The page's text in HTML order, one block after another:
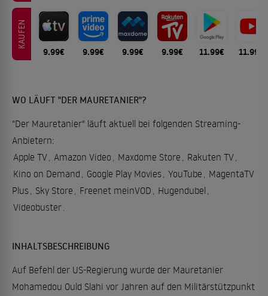
KAUFEN
9.99€ 9.99€ 9.99€ 9.99€ 11.99€ 11.99€
WO LÄUFT "DER MAURETANIER"?
"Der Mauretanier" läuft aktuell bei folgenden Streaming-
Anbietern:
Apple TV Amazon Video Maxdome Store Rakuten TV
Kino on Demand
Google Play Movies YouTube
MagentaTV
Plus Sky Store Freenet meinVOD Hugendubel
Videobuster
INHALTSBESCHREIBUNG
Auf Befehl der US-Regierung wurde der Mauretanier
Mohamedou Ould Slahi vor Jahren auf den Militärstützpunkt